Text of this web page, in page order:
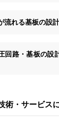
流れる基板の設
回路・基板の設
術・サービス